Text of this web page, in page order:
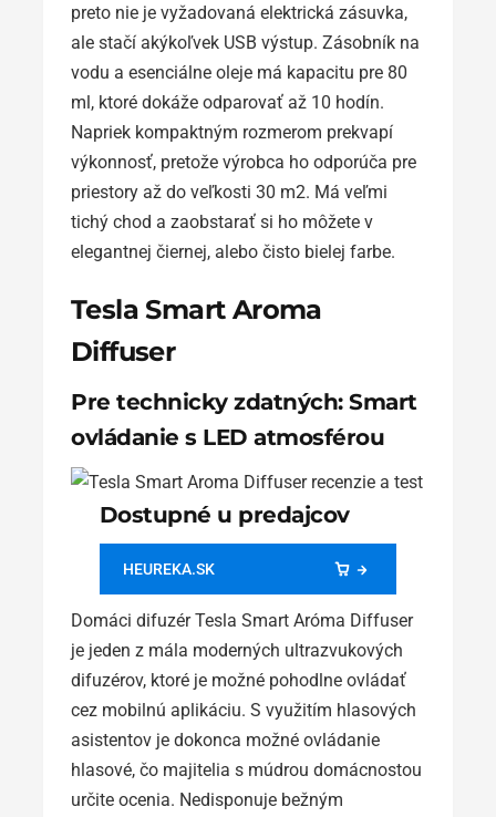
preto nie je vyžadovaná elektrická zásuvka,
ale stačí akýkoľvek USB výstup. Zásobník na
vodu a esenciálne oleje má kapacitu pre 80
ml, ktoré dokáže odparovať až 10 hodín.
Napriek kompaktným rozmerom prekvapí
výkonnosť, pretože výrobca ho odporúča pre
priestory až do veľkosti 30 m2. Má veľmi
tichý chod a zaobstarať si ho môžete v
elegantnej čiernej, alebo čisto bielej farbe.
Tesla Smart Aroma
Diffuser
Pre technicky zdatných: Smart
ovládanie s LED atmosférou
Dostupné u predajcov
HEUREKA.SK
Domáci difuzér Tesla Smart Aróma Diffuser
je jeden z mála moderných ultrazvukových
difuzérov, ktoré je možné pohodlne ovládať
cez mobilnú aplikáciu. S využitím hlasových
asistentov je dokonca možné ovládanie
hlasové, čo majitelia s múdrou domácnostou
určite ocenia. Nedisponuje bežným